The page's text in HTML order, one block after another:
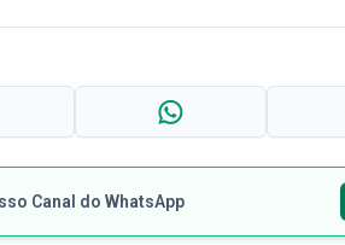
Canal do WhatsApp